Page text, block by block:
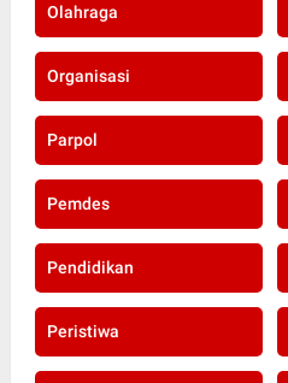
Olahraga
Organisasi
Parpol
Pemdes
Pendidikan
Peristiwa